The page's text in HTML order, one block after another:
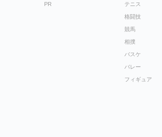
PR テニス
格闘技
競馬
相撲
バスケ
バレー
フィギュア